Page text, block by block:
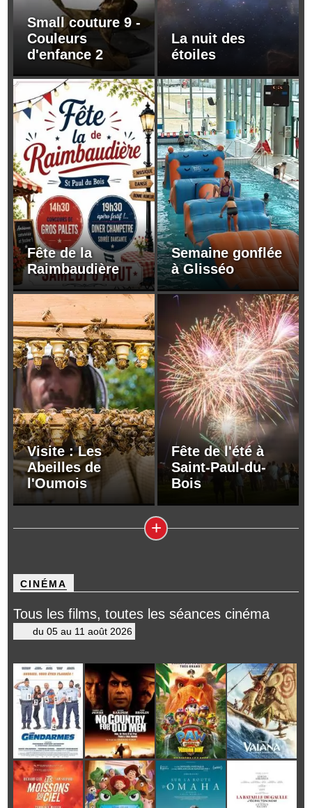
Small couture 9 -
Couleurs
d'enfance 2
La nuit des
étoiles
Fête de la
Raimbaudière
Semaine gonflée
à Glisséo
Visite : Les
Abeilles de
l'Oumois
Fête de l'été à
Saint-Paul-du-
Bois
+
CINÉMA
Tous les films, toutes les séances cinéma
du 05 au 11 août 2026